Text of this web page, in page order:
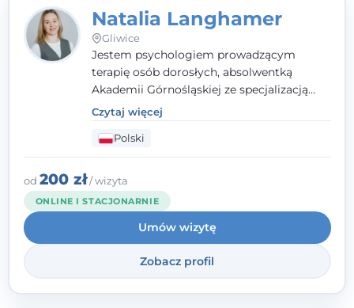
Natalia Langhamer
Gliwice
Jestem psychologiem prowadzącym
terapię osób dorosłych, absolwentką
Akademii Górnośląskiej ze specjalizacją
kliniczną. Oferuję konsultacje
psychologiczne i pierwszą pomoc
psychologiczną w kryzysie, przewlekłym
stresie czy obniżonym nastroju. Każde
spotkanie traktuję z szacunkiem,
uważnością i w atmosferze zaufania.
Czytaj więcej
Polski
od 200 zł/ wizyta
ONLINE I STACJONARNIE
Umów wizytę
Zobacz profil